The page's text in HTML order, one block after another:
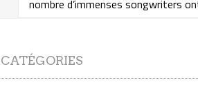
nombre d’immenses songwriters
CATÉGORIES